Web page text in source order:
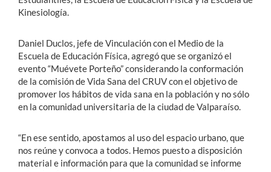
Kinesiología.
Daniel Duclos, jefe de Vinculación con el Medio de la
Escuela de Educación Física, agregó que se organizó el
evento “Muévete Porteño” considerando la conformación
de la comisión de Vida Sana del CRUV con el objetivo de
promover los hábitos de vida sana en la población y no sólo
en la comunidad universitaria de la ciudad de Valparaíso.
“En ese sentido, apostamos al uso del espacio urbano, que
nos reúne y convoca a todos. Hemos puesto a disposición
material e información para que la comunidad se informe